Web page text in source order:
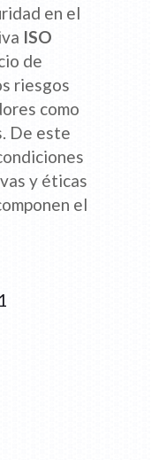
en el
ISO
de
riesgos
como
De este
y éticas
el